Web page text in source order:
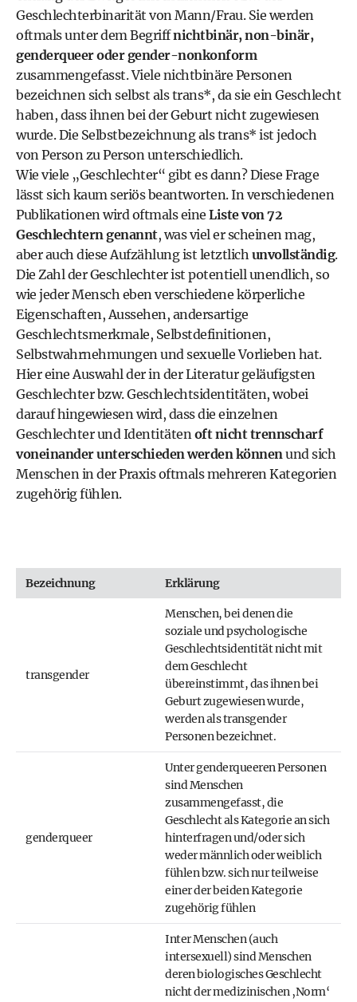
Geschlechterbinarität von Mann/Frau. Sie werden
oftmals unter dem Begriffnichtbinär, non-binär,
genderqueer oder gender-nonkonform
zusammengefasst. Viele nichtbinäre Personen
bezeichnen sich selbst als trans*, da sie ein Geschlecht
haben, dass ihnen bei der Geburt nicht zugewiesen
wurde. Die Selbstbezeichnung als trans* ist jedoch
von Person zu Person unterschiedlich.
Wie viele „Geschlechter“ gibt es dann? Diese Frage
lässt sich kaum seriös beantworten. In verschiedenen
Publikationen wird oftmals eine Liste von 72
Geschlechtern genannt, was viel er scheinen mag,
aber auch diese Aufzählung ist letztlich unvollständig.
Die Zahl der Geschlechter ist potentiell unendlich, so
wie jeder Mensch eben verschiedene körperliche
Eigenschaften, Aussehen, andersartige
Geschlechtsmerkmale, Selbstdefinitionen,
Selbstwahrnehmungen und sexuelle Vorlieben hat.
Hier eine Auswahl der in der Literatur geläufigsten
Geschlechter bzw. Geschlechtsidentitäten, wobei
darauf hingewiesen wird, dass die einzelnen
Geschlechter und Identitäten oft nicht trennscharf
voneinander unterschieden werden können und sich
Menschen in der Praxis oftmals mehreren Kategorien
zugehörig fühlen.
Bezeichnung Erklärung
transgender
Menschen, bei denen die
soziale und psychologische
Geschlechtsidentität nicht mit
dem Geschlecht
übereinstimmt, das ihnen bei
Geburt zugewiesen wurde,
werden als transgender
Personen bezeichnet.
genderqueer
Unter genderqueeren Personen
sind Menschen
zusammengefasst, die
Geschlecht als Kategorie an sich
hinterfragen und/oder sich
weder männlich oder weiblich
fühlen bzw. sich nur teilweise
einer der beiden Kategorie
zugehörig fühlen
Inter Menschen (auch
intersexuell) sind Menschen
deren biologisches Geschlecht
nicht der medizinischen ‚Norm‘